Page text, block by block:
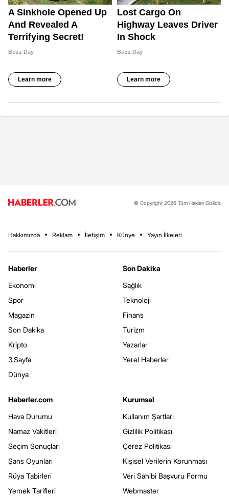
© Copyright 2026 Tüm Hakları Gizlidir.
Hakkımızda Reklam İletişim Künye Yayın İlkeleri
Haberler
Ekonomi
Spor
Magazin
Son Dakika
Kripto
3.Sayfa
Dünya
Son Dakika
Sağlık
Teknoloji
Finans
Turizm
Yazarlar
Yerel Haberler
Haberler.com
Hava Durumu
Namaz Vakitleri
Seçim Sonuçları
Şans Oyunları
Rüya Tabirleri
Yemek Tarifleri
Kurumsal
Kullanım Şartları
Gizlilik Politikası
Çerez Politikası
Kişisel Verilerin Korunması
Veri Sahibi Başvuru Formu
Webmaster